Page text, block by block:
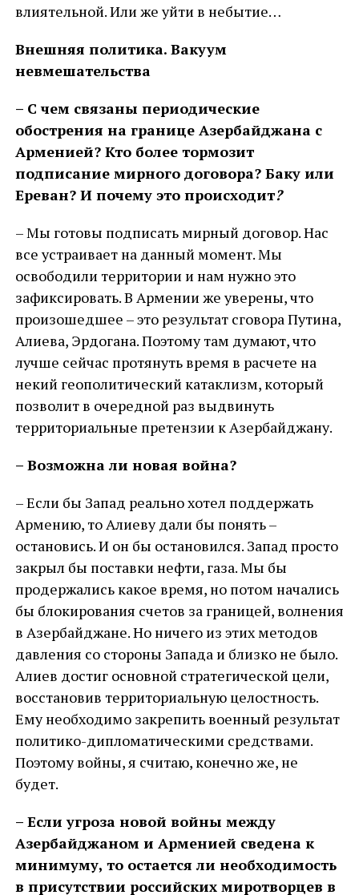
влиятельной. Или же уйти в небытие…
Внешняя политика. Вакуум
невмешательства
– С чем связаны периодические
обострения на границе Азербайджана с
Арменией? Кто более тормозит
подписание мирного договора? Баку или
Ереван? И почему это происходит?
– Мы готовы подписать мирный договор. Нас
все устраивает на данный момент. Мы
освободили территории и нам нужно это
зафиксировать. В Армении же уверены, что
произошедшее – это результат сговора Путина,
Алиева, Эрдогана. Поэтому там думают, что
лучше сейчас протянуть время в расчете на
некий геополитический катаклизм, который
позволит в очередной раз выдвинуть
территориальные претензии к Азербайджану.
– Возможна ли новая война?
– Если бы Запад реально хотел поддержать
Армению, то Алиеву дали бы понять –
остановись. И он бы остановился. Запад просто
закрыл бы поставки нефти, газа. Мы бы
продержались какое время, но потом начались
бы блокирования счетов за границей, волнения
в Азербайджане. Но ничего из этих методов
давления со стороны Запада и близко не было.
Алиев достиг основной стратегической цели,
восстановив территориальную целостность.
Ему необходимо закрепить военный результат
политико-дипломатическими средствами.
Поэтому войны, я считаю, конечно же, не
будет.
– Если угроза новой войны между
Азербайджаном и Арменией сведена к
минимуму, то остается ли необходимость
в присутствии российских миротворцев в